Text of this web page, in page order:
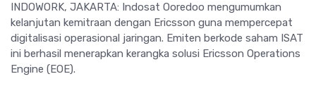
INDOWORK, JAKARTA: Indosat Ooredoo mengumumkan
kelanjutan kemitraan dengan Ericsson guna mempercepat
digitalisasi operasional jaringan. Emiten berkode saham ISAT
ini berhasil menerapkan kerangka solusi Ericsson Operations
Engine (EOE).